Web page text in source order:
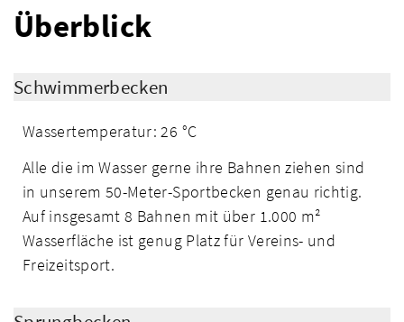
Überblick
Schwimmerbecken
Wassertemperatur: 26 °C
Alle die im Wasser gerne ihre Bahnen ziehen sind
in unserem 50-Meter-Sportbecken genau richtig.
Auf insgesamt 8 Bahnen mit über 1.000 m²
Wasserfläche ist genug Platz für Vereins- und
Freizeitsport.